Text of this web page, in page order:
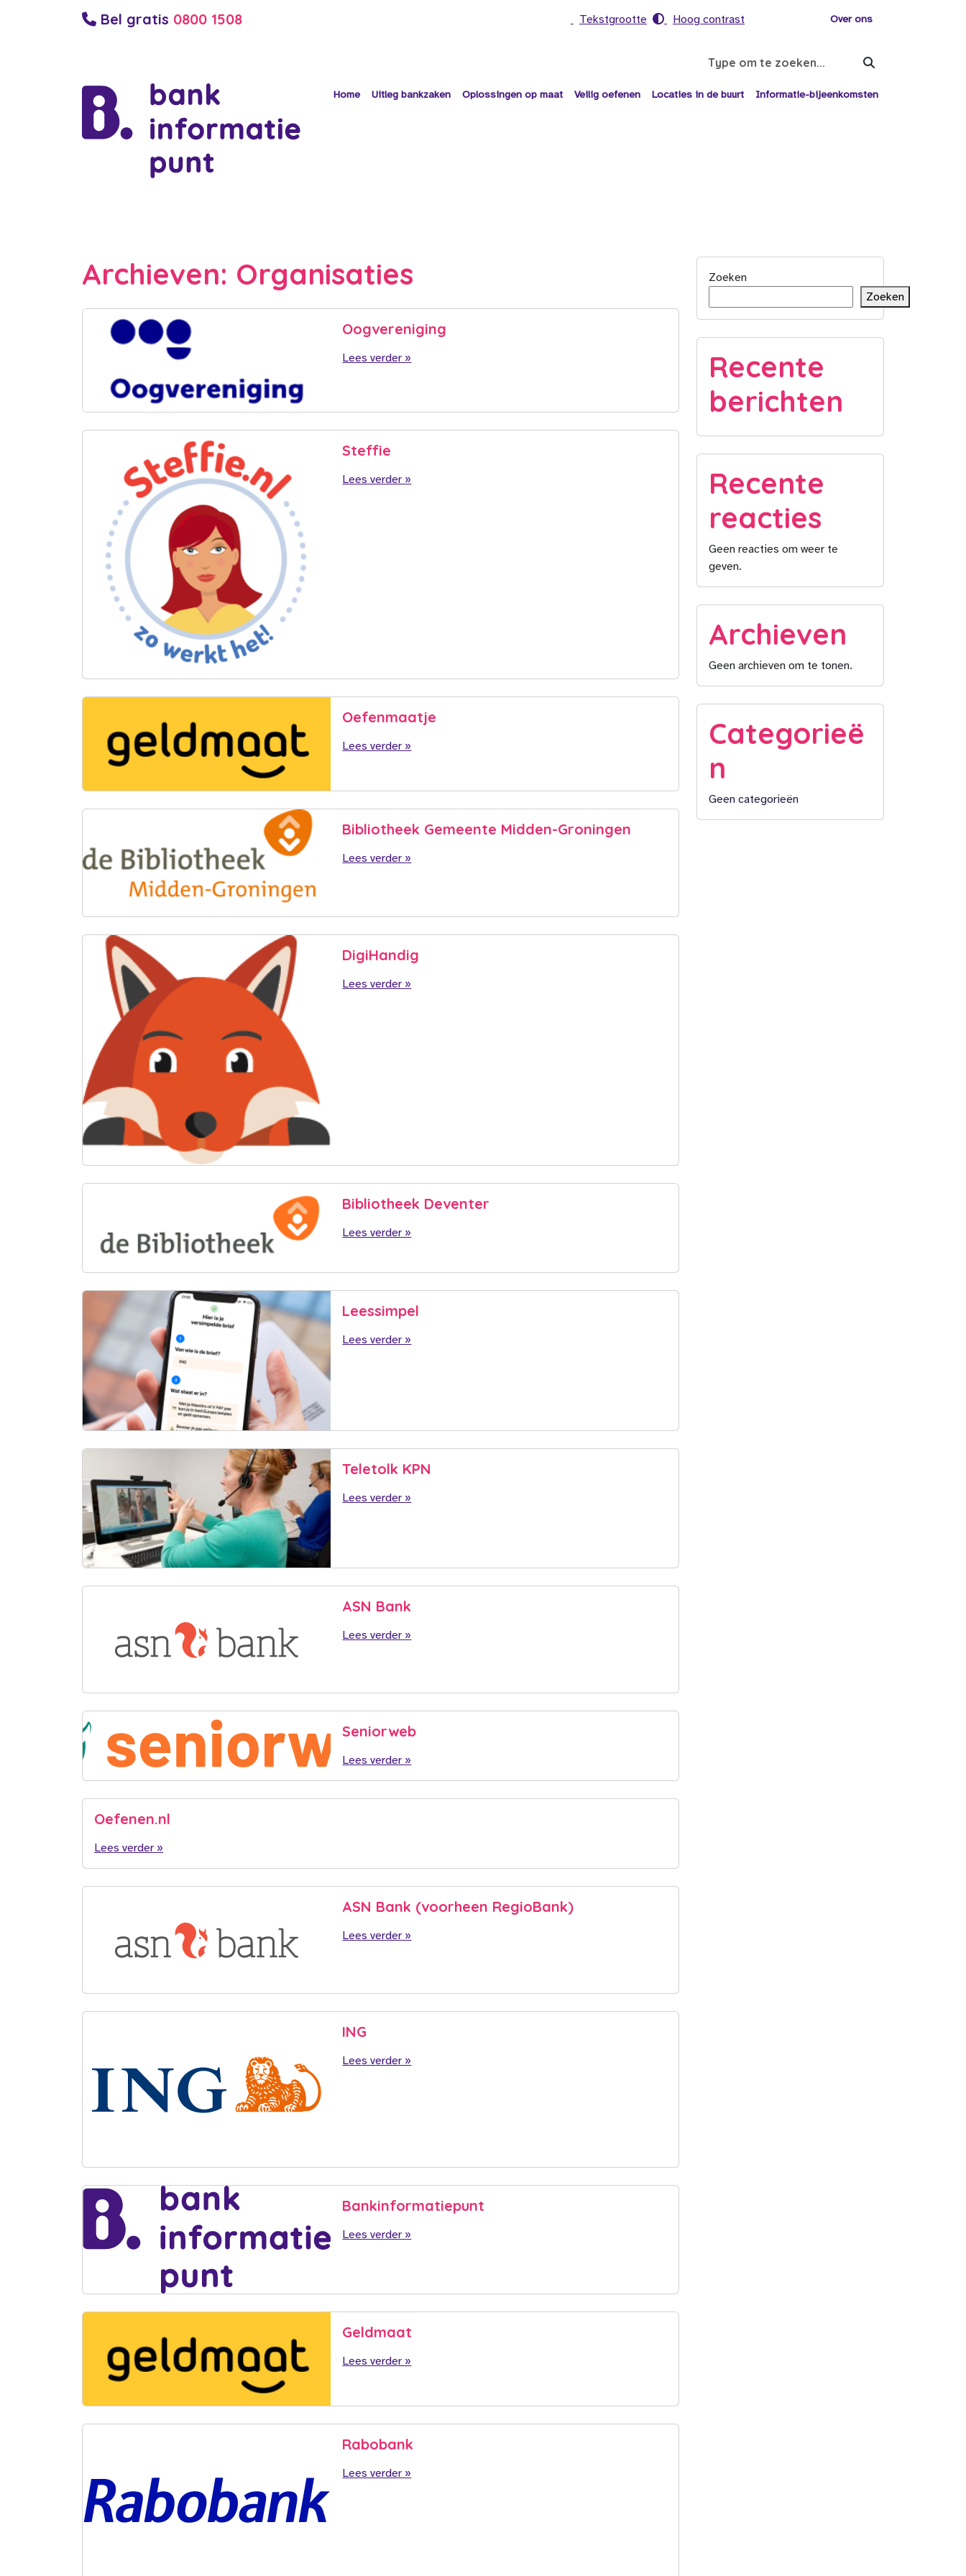
Bel gratis 0800 1508 Tekstgrootte Hoog contrast Over ons
Search
Home Uitleg bankzaken Oplossingen op maat Veilig oefenen Locaties in de buurt Informatie-bijeenkomsten
Archieven: Organisaties
Oogvereniging
Lees verder »
Steffie
Lees verder »
Oefenmaatje
Lees verder »
Bibliotheek Gemeente Midden-Groningen
Lees verder »
DigiHandig
Lees verder »
Bibliotheek Deventer
Lees verder »
Leessimpel
Lees verder »
Teletolk KPN
Lees verder »
ASN Bank
Lees verder »
Seniorweb
Lees verder »
Oefenen.nl
Lees verder »
ASN Bank (voorheen RegioBank)
Lees verder »
ING
Lees verder »
Bankinformatiepunt
Lees verder »
Geldmaat
Lees verder »
Rabobank
Lees verder »
Zoeken
Zoeken
Recente
berichten
Recente
reacties
Geen reacties om weer te
geven.
Archieven
Geen archieven om te tonen.
Categorieë
n
Geen categorieën